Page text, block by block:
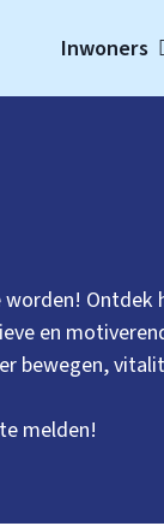
Inwoners
Ontdek
en
bewegen,
melden!